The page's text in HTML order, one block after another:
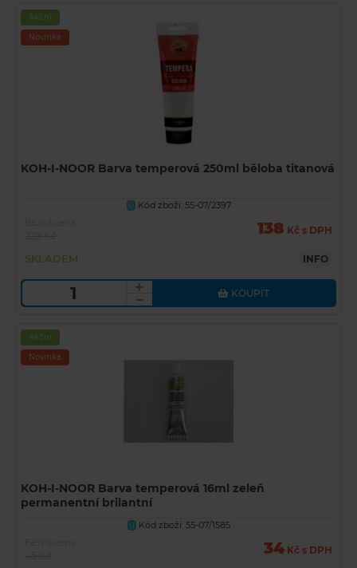
Akční
Novinka
KOH-I-NOOR Barva temperová 250ml běloba titanová
U Kód zboží: 55-07/2397
138 Kč s DPH
SKLADEM INFO
KOUPIT
Akční
Novinka
KOH-I-NOOR Barva temperová 16ml zeleň
permanentní brilantní
U Kód zboží: 55-07/1585
34 Kč s DPH